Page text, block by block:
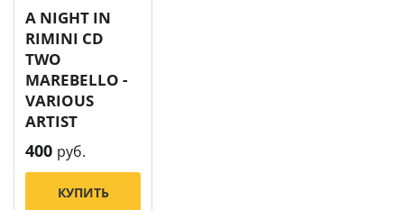
A NIGHT IN
RIMINI CD
TWO
MAREBELLO -
VARIOUS
ARTIST
400 руб.
КУПИТЬ